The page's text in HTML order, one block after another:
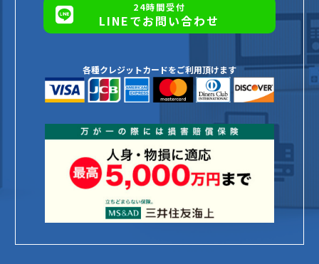
24時間受付
LINEでお問い合わせ
各種クレジットカードをご利用頂けます